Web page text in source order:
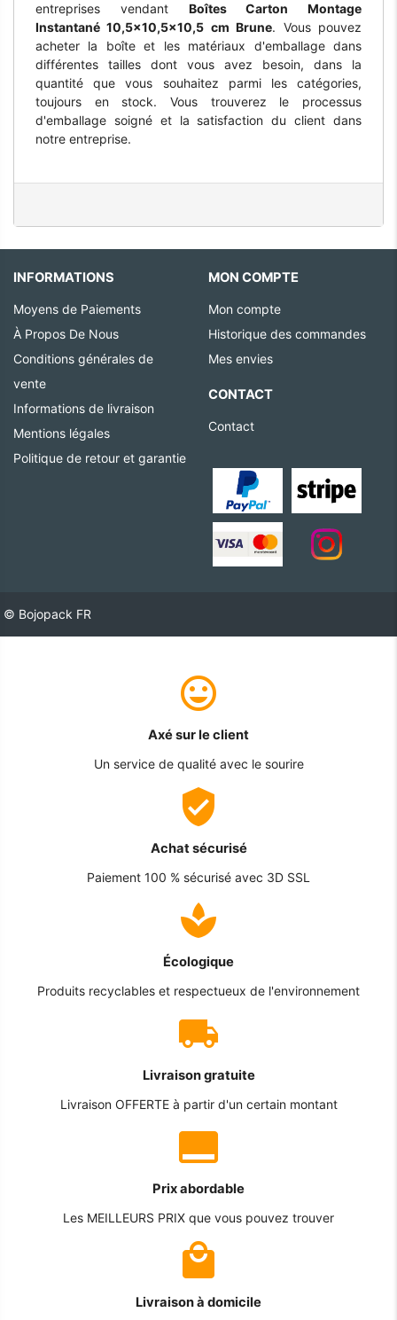
entreprises vendant Boîtes Carton Montage
Instantané 10,5x10,5x10,5 cm Brune. Vous pouvez
acheter la boîte et les matériaux d'emballage dans
différentes tailles dont vous avez besoin, dans la
quantité que vous souhaitez parmi les catégories,
toujours en stock. Vous trouverez le processus
d'emballage soigné et la satisfaction du client dans
notre entreprise.
INFORMATIONS
Moyens de Paiements
À Propos De Nous
Conditions générales de
vente
Informations de livraison
Mentions légales
Politique de retour et garantie
MON COMPTE
Mon compte
Historique des commandes
Mes envies
CONTACT
Contact
© Bojopack FR
Axé sur le client
Un service de qualité avec le sourire
Achat sécurisé
Paiement 100 % sécurisé avec 3D SSL
Écologique
Produits recyclables et respectueux de l'environnement
Livraison gratuite
Livraison OFFERTE à partir d'un certain montant
Prix abordable
Les MEILLEURS PRIX que vous pouvez trouver
Livraison à domicile